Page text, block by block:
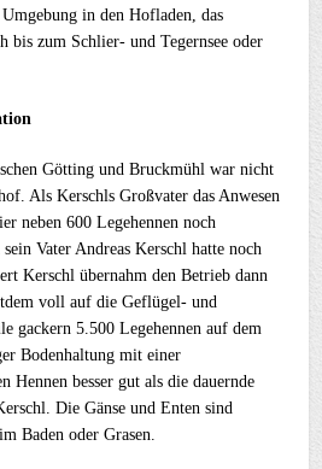
in den Hofladen, das
bis zum Schlier- und Tegernsee oder
Götting und Bruckmühl war nicht
Als Kerschls Großvater das Anwesen
neben 600 Legehennen noch
Vater Andreas Kerschl hatte noch
Kerschl übernahm den Betrieb dann
voll auf die Geflügel- und
gackern 5.500 Legehennen auf dem
Bodenhaltung mit einer
Hennen besser gut als die dauernde
Die Gänse und Enten sind
Baden oder Grasen.